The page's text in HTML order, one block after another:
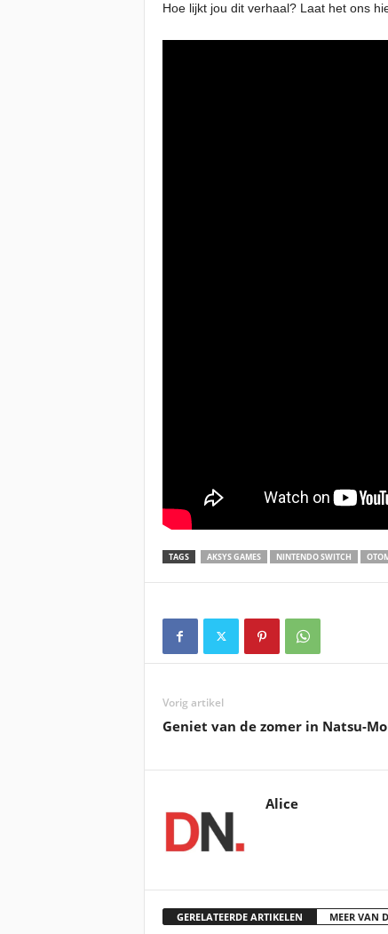
Hoe lijkt jou dit verhaal? Laat het ons
TAGS AKSYS GAMES NINTENDO SWITCH
Vorig artikel
Geniet van de zomer in Natsu-
Alice
GERELATEERDE ARTIKELEN MEER VAN